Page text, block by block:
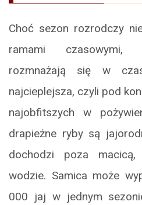
Choć sezon rozrodczy
ramami czasowymi,
rozmnażają się w
najcieplejsza, czyli pod
najobfitszych w
drapieżne ryby są
dochodzi poza
wodzie. Samica może
000 jaj w jednym